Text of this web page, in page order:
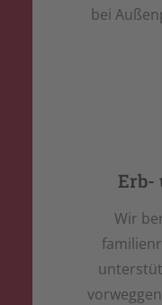
bei
Erb-
Wir